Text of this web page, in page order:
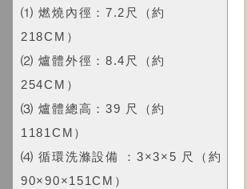
⑴ 燃燒內徑：7.2尺（約
218CM）
⑵ 爐體外徑：8.4尺（約
254CM）
⑶ 爐體總高：39 尺（約
1181CM）
⑷ 循環洗滌設備 ：3×3×5 尺（約
90×90×151CM）